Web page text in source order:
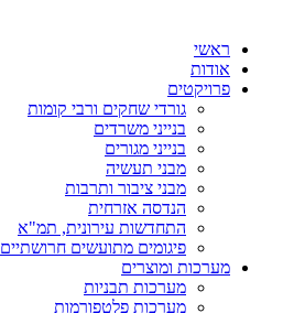
ראשי
אודות
פרויקטים
גורדי שחקים ורבי קומות
בנייני משרדים
בנייני מגורים
מבני תעשיה
מבני ציבור ותרבות
הנדסה אזרחית
התחדשות עירונית, תמ"א
פיגומים מתועשים חרושתיים
מערכות ומוצרים
מערכות תבניות
מערכות פלטפורמות